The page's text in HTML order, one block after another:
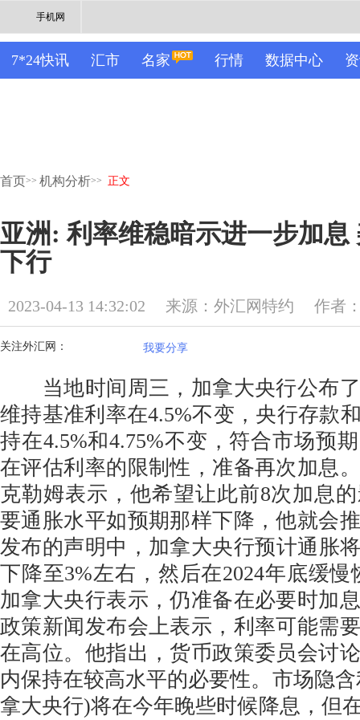
手机网
7*24快讯 汇市 名家 行情 数据中心
首页>> 机构分析>> 正文
亚洲: 利率维稳暗示进一步加息
下行
2023-04-13 14:32:02 来源：外汇网特约 作者
关注外汇网： 我要分享
当地时间周三，加拿大央行公布了
维持基准利率在4.5%不变，央行存款
持在4.5%和4.75%不变，符合市场预
在评估利率的限制性，准备再次加息
克勒姆表示，他希望让此前8次加息
要通胀水平如预期那样下降，他就会
发布的声明中，加拿大央行预计通胀
下降至3%左右，然后在2024年底缓
加拿大央行表示，仍准备在必要时加
政策新闻发布会上表示，利率可能需
在高位。他指出，货币政策委员会讨
内保持在较高水平的必要性。市场隐
拿大央行)将在今年晚些时候降息，但